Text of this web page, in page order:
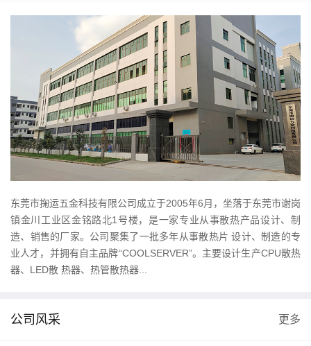
东莞市掬运五金科技有限公司成立于2005年6月，坐落于东莞市谢岗
镇金川工业区金铭路北1号楼，是一家专业从事散热产品设计、制
造、销售的厂家。公司聚集了一批多年从事散热片 设计、制造的专
业人才，并拥有自主品牌“COOLSERVER”。主要设计生产CPU散热
器、LED散 热器、热管散热器...
公司风采 更多